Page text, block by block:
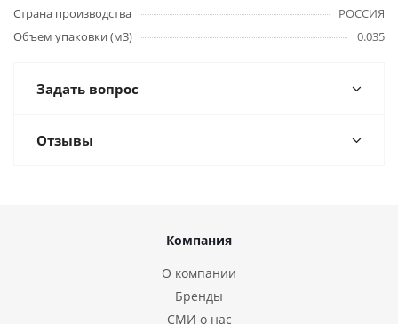
Страна производства
РОССИЯ
Объем упаковки (м3)
0.035
Задать вопрос
Отзывы
Компания
О компании
Бренды
СМИ о нас